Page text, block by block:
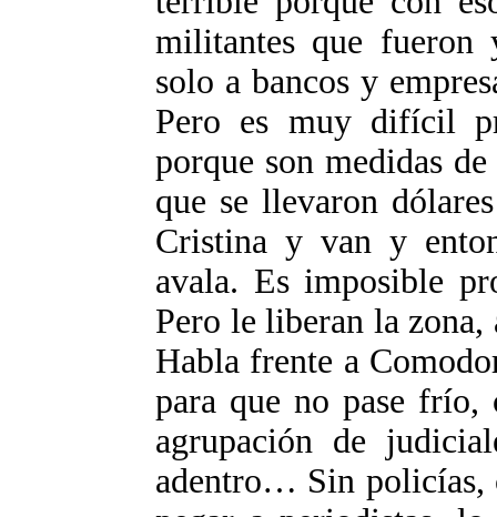
militantes que fueron
solo a bancos y
Pero es muy difícil
porque son medidas
que se llevaron
Cristina y van y
avala. Es imposible
Pero le liberan la zona,
Habla frente a
para que no pase
agrupación de
adentro… Sin policías,